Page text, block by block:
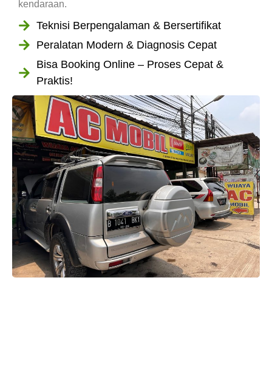
kendaraan.
Teknisi Berpengalaman & Bersertifikat
Peralatan Modern & Diagnosis Cepat
Bisa Booking Online – Proses Cepat &
Praktis!